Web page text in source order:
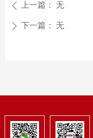
ꄴ 上一篇： 无
ꄲ 下一篇： 无